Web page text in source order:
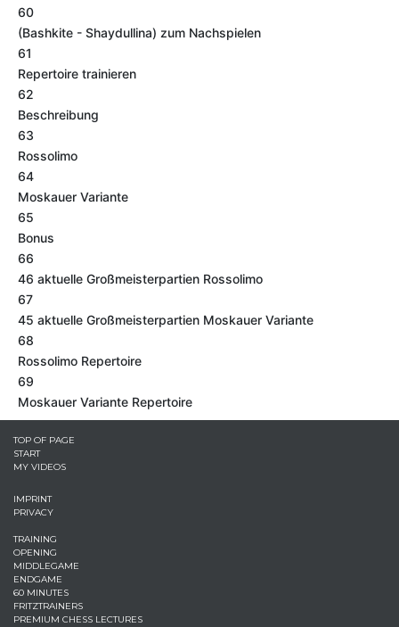
60
(Bashkite - Shaydullina) zum Nachspielen
61
Repertoire trainieren
62
Beschreibung
63
Rossolimo
64
Moskauer Variante
65
Bonus
66
46 aktuelle Großmeisterpartien Rossolimo
67
45 aktuelle Großmeisterpartien Moskauer Variante
68
Rossolimo Repertoire
69
Moskauer Variante Repertoire
TOP OF PAGE
START
MY VIDEOS
IMPRINT
PRIVACY
TRAINING
OPENING
MIDDLEGAME
ENDGAME
60 MINUTES
FRITZTRAINERS
PREMIUM CHESS LECTURES